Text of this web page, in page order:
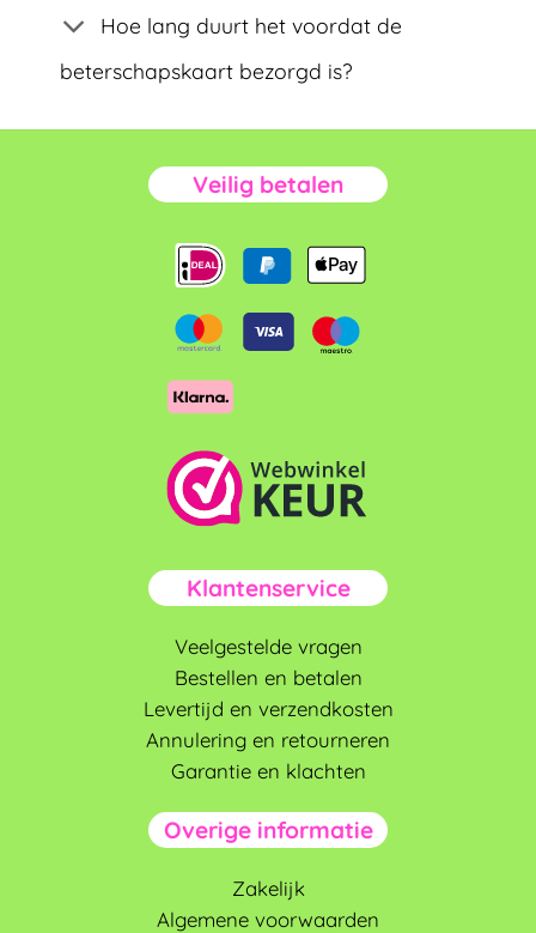
Hoe lang duurt het voordat de
beterschapskaart bezorgd is?
Veilig betalen
Klantenservice
Veelgestelde vragen
Bestellen en betalen
Levertijd en verzendkosten
Annulering en retourneren
Garantie en klachten
Overige informatie
Zakelijk
Algemene voorwaarden